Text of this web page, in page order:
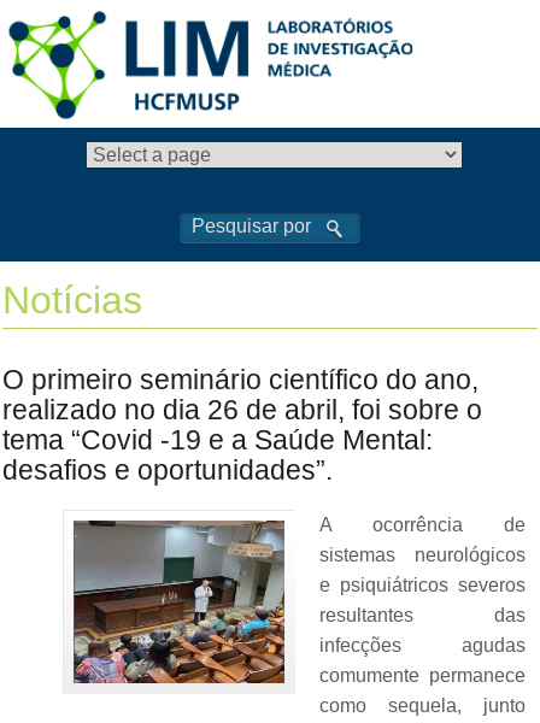
Notícias
O primeiro seminário científico do ano,
realizado no dia 26 de abril, foi sobre o
tema “Covid -19 e a Saúde Mental:
desafios e oportunidades”.
A ocorrência de
sistemas neurológicos
e psiquiátricos severos
resultantes das
infecções agudas
comumente permanece
como sequela, junto